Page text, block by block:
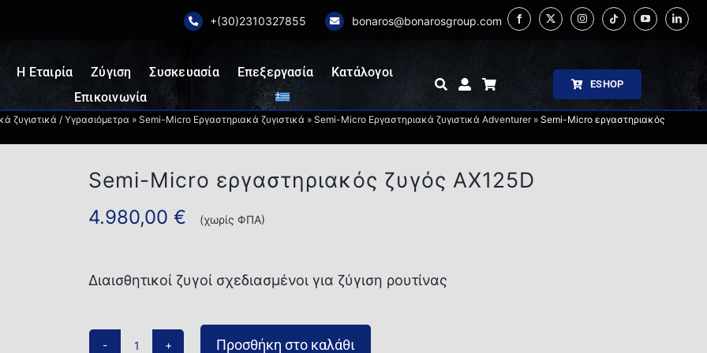
+(30)2310327855 bonaros@bonarosgroup.com
Η Εταιρία Ζύγιση Συσκευασία Επεξεργασία
Κατάλογοι
Επικοινωνία
ESHOP
ζυγιστικά / Υγρασιόμετρα » Semi-Micro Εργαστηριακά ζυγιστικά » Semi-Micro Εργαστηριακά ζυγιστικά Adventurer» Semi-Micro εργαστηριακός
Semi-Micro εργαστηριακός ζυγός AX125D
4.980,00 € (χωρίς ΦΠΑ)
Διαισθητικοί ζυγοί σχεδιασμένοι για ζύγιση ρουτίνας
Προσθήκη στο καλάθι